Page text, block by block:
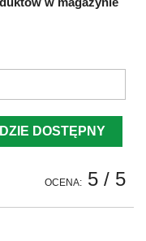
DOSTĘPNY
OCENA: 5 / 5